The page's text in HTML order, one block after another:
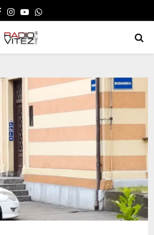
FACEBOOK
INSTAGRAM
YOUTUBE
WHATSAPP